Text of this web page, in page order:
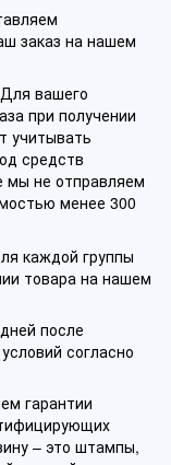
заказ на нашем
вашего
при получении
учитывать
средств
мы не отправляем
менее 300
каждой группы
товара на нашем
после
согласно
гарантии
– это штампы,